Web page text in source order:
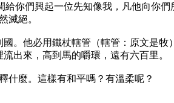
你們興起一位先知像我，凡他向你們
滅絕。
。他必用鐵杖轄管（轄管：原文是牧
出來，高到馬的嚼環，遠有六百里。
什麼。這樣有和平嗎？有溫柔呢？